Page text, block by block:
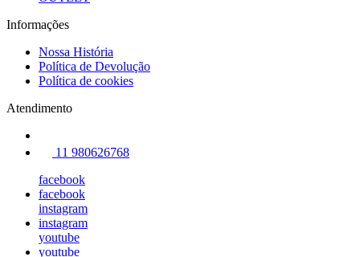
Informações
Nossa História
Política de Devolução
Política de cookies
Atendimento
11 980626768
facebook
facebook
instagram
instagram
youtube
youtube